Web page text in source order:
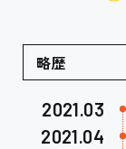
略歴
2021.03
2021.04